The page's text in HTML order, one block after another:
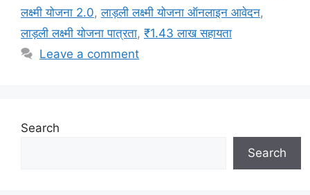
लक्ष्मी योजना 2.0,लाड़ली लक्ष्मी योजना ऑनलाइन आवेदन,
लाड़ली लक्ष्मी योजना पात्रता, ₹1.43 लाख सहायता
Leave a comment
Search
Search